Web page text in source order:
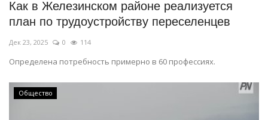
Как в Железинском районе реализуется
план по трудоустройству переселенцев
Дек 23, 2025 0 114
Определена потребность примерно в 60 профессиях.
Общество